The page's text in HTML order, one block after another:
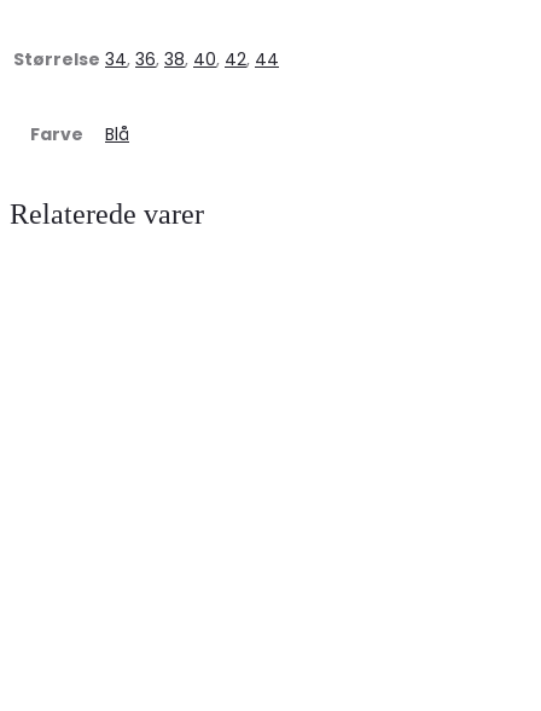
Størrelse 34, 36, 38, 40, 42, 44
Farve Blå
Relaterede varer